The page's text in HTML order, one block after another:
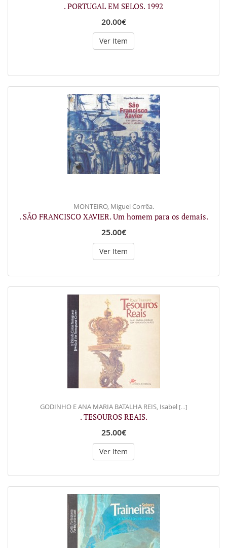
. PORTUGAL EM SELOS. 1992
20.00€
Ver Item
MONTEIRO, Miguel Corrêa.
. SÃO FRANCISCO XAVIER. Um homem para os demais.
25.00€
Ver Item
GODINHO E ANA MARIA BATALHA REIS, Isabel [...]
. TESOUROS REAIS.
25.00€
Ver Item